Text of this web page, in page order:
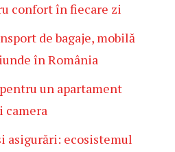
confort în fiecare zi
de bagaje, mobilă
în România
un apartament
camera
asigurări: ecosistemul